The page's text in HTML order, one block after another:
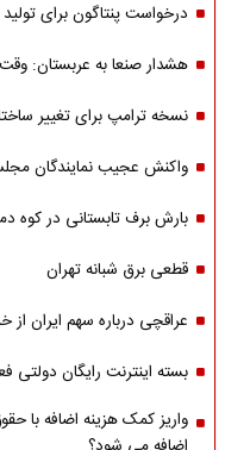
درخواست پنتاگون برای
هشدار صنعا به عربستان:
نسخه ترامپ برای تغییر
واکنش عجیب نمایندگان
بارش برف تابستانی در کوه
قطعی برق شبانه تهران
عراقچی درباره سهم ایران
بسته اینترنت رایگان دولتی فعال شد
واریز کمک هزینه اضافه با